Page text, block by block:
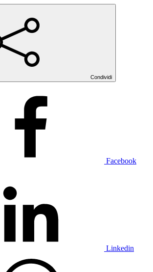
Condividi
Facebook
Linkedin